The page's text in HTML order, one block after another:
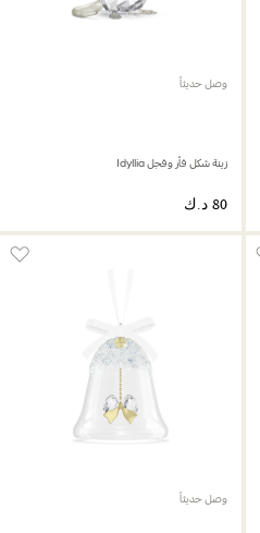
وصل حديثاً
زينة شكل فأر وفجل Idyllia
وصل حديثاً